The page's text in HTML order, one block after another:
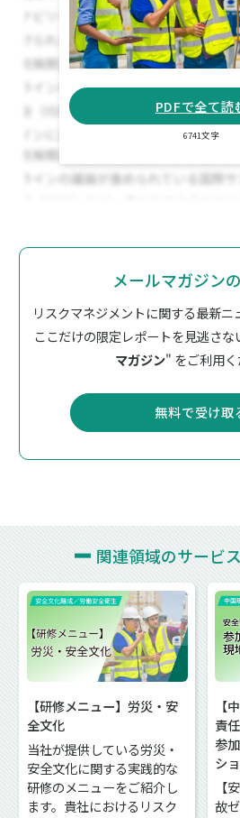
PDFで全て読
6741文字
メールマガジン
リスクマネジメントに関する最新ニ
ここだけの限定レポートを見逃さな
マガジン" をご利用く
無料で受け取
関連領域のサービ
【研修メニュー】労災・安
全文化
当社が提供している労災・
安全文化に関する実践的な
研修のメニューをご紹介し
ます。貴社におけるリスク
【
責
参
シ
【
故